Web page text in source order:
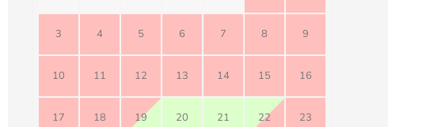
3 4 5 6 7 8 9
10 11 12 13 14 15 16
17 18 19 20 21 22 23